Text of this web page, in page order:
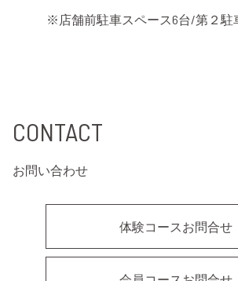
※店舗前駐車スペース6台/第２駐
CONTACT
お問い合わせ
体験コースお問合せ